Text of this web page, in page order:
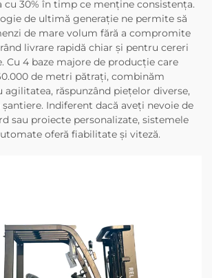
cu 30% în timp ce menține consistența.
de ultimă generație ne permite să
de mare volum fără a compromite
livrare rapidă chiar și pentru cereri
Cu 4 baze majore de producție care
de metri pătrați, combinăm
agilitatea, răspunzând piețelor diverse,
Indiferent dacă aveți nevoie de
sau proiecte personalizate, sistemele
oferă fiabilitate și viteză.